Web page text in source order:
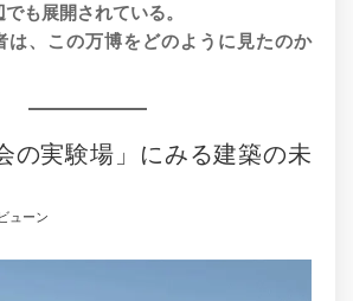
も展開されている。
は、この万博をどのように見たのか
の実験場」にみる建築の未
ューン